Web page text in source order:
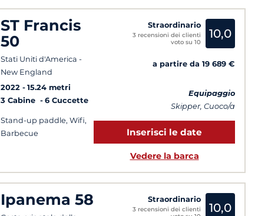
ST Francis
50
Stati Uniti d'America -
New England
2022
15.24 metri
3 Cabine
6 Cuccette
Stand-up paddle, Wifi,
Barbecue
Straordinario
3 recensioni dei clienti
voto su 10
10,0
a partire da 19 689 €
Equipaggio
Skipper, Cuoco/a
Inserisci le date
Vedere la barca
Ipanema 58 Straordinario
3 recensioni dei clienti
10,0